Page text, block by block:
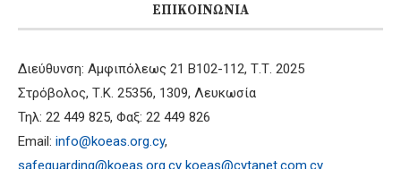
ΕΠΙΚΟΙΝΩΝΊΑ
Διεύθυνση: Αμφιπόλεως 21 B102-112, Τ.Τ. 2025
Στρόβολος, Τ.Κ. 25356, 1309, Λευκωσία
Τηλ: 22 449 825, Φαξ: 22 449 826
Email: info@koeas.org.cy,
safeguarding@koeas.org.cy koeas@cytanet.com.cy